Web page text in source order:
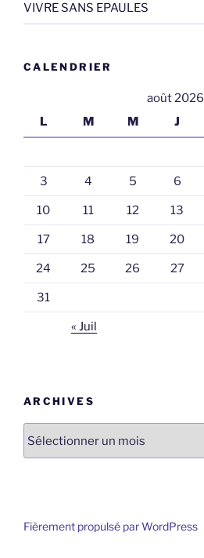
VIVRE SANS EPAULES
CALENDRIER
août 2026
L
M M J
3 4 5 6
10 11 12 13
17 18 19 20
24 25 26 27
31
« Juil
ARCHIVES
Fièrement propulsé par WordPress